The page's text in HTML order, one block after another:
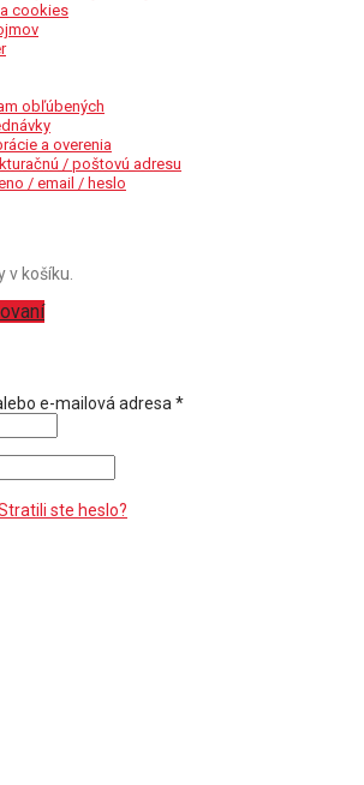
cookies
obľúbených
a overenia
/ poštovú adresu
/ email / heslo
v košíku.
e-mailová adresa *Povinné
ste heslo?